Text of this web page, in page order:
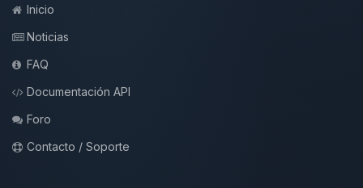
Inicio
Noticias
FAQ
Documentación API
Foro
Contacto / Soporte